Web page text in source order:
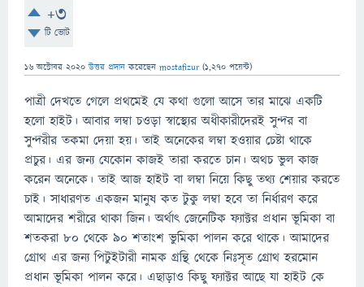
+3
টি ভোট
16 অক্টোবর 2020 উত্তর প্রদান করেছেন mostafizur (1,270 পয়েন্ট)
পাত্রী দেখতে গেলে প্রথমেই যে কথা গুলো আসে তার মাঝে একটি
হলো হাইট। আবার লম্বা চওড়া স্বাস্থ্যের অধীকারীদেরই সুন্দর বা
সুন্দরীর তকমা দেয়া হয়। তাই অনেকের লম্বা হওয়ার চেষ্টা থাকে
প্রচুর। এর জন্য যেকোন কাজই তারা করতে চান। অথচ ভুল কাজ
করেন অনেকে। তাই আজ হাইট বা লম্বা নিয়ে কিছু তথ্য শেয়ার করতে
চাই। সাধারণত একজন মানুষ কত টুকু লম্বা হবে তা নির্ধারণ করে
আমাদের শরীরে থাকা জিন। অর্থাত্‍ জেনেটিক ফ্যাক্টর প্রধান ভূমিকা বা
শতকরা ৮০ থেকে ৯০ শতাংশ ভুমিকা পালন করে থাকে। আমাদের
গ্রোথ এর জন্য পিটুইটারী নামক গ্রন্থি থেকে নিঃসৃত গ্রোথ হরমোন
প্রধান ভূমিকা পালন করে। এছাড়াও কিছু ফ্যাক্টর আছে যা হাইট কে